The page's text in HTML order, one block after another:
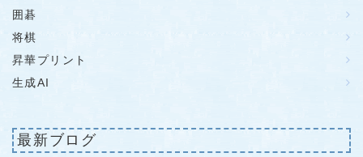
囲碁
将棋
昇華プリント
生成AI
最新ブログ